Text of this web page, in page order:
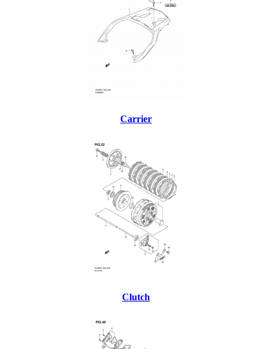
Carrier
Clutch